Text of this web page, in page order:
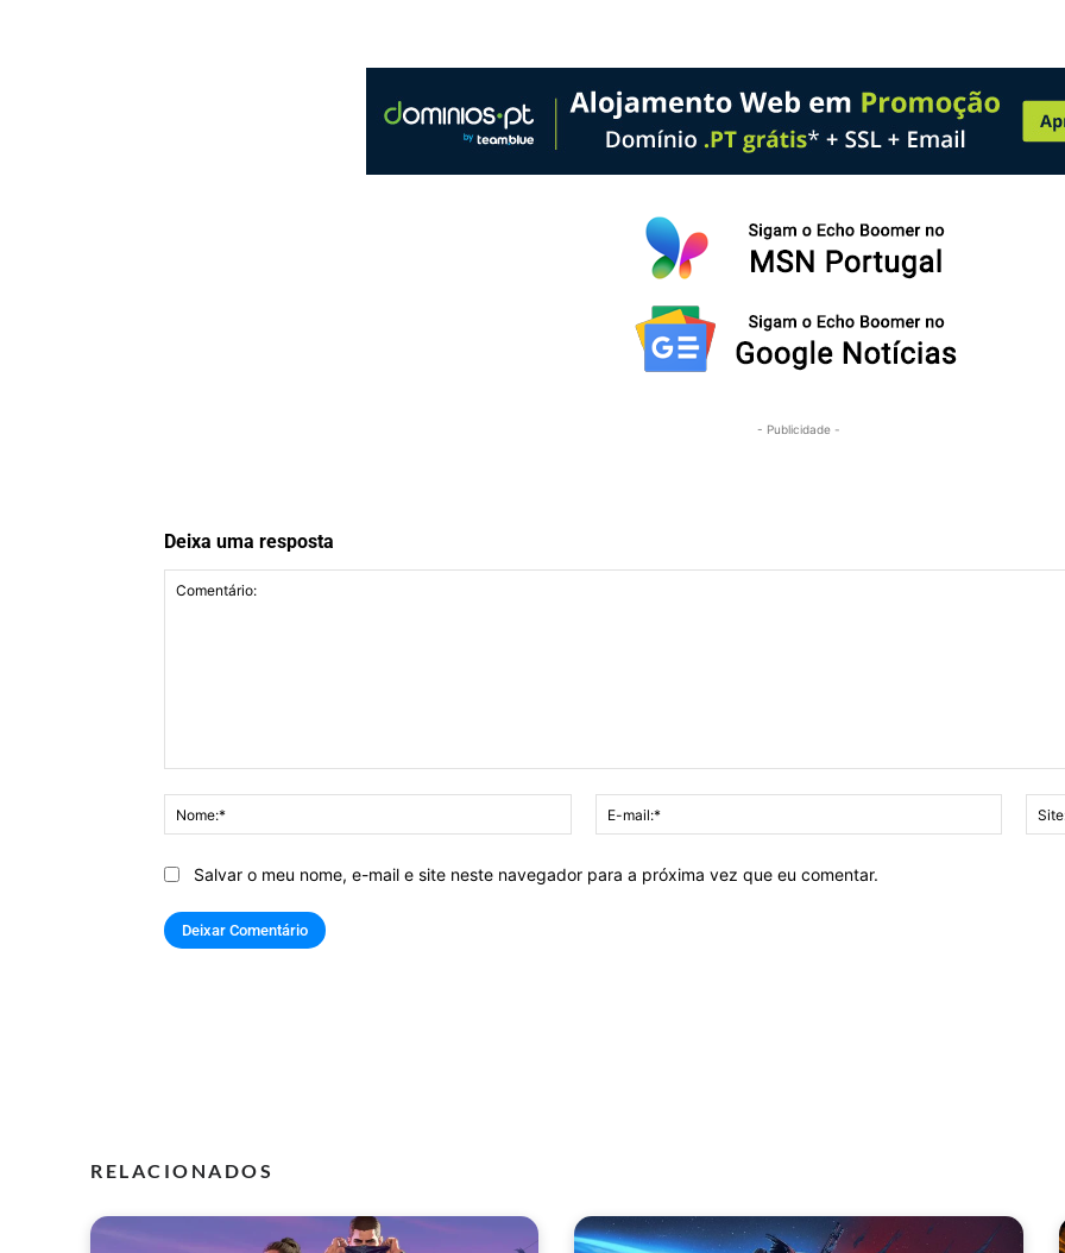
- Publicidade -
Deixa uma resposta
Nome:*
mail:*
Salvar o meu nome, e-mail e site neste navegador para a próxima vez que eu comentar.
RELACIONADOS